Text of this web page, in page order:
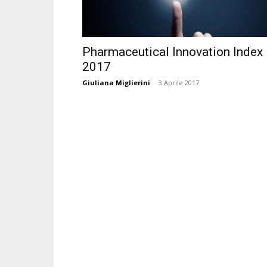
Pharmaceutical Innovation Index
2017
Giuliana Miglierini - 3 Aprile 2017